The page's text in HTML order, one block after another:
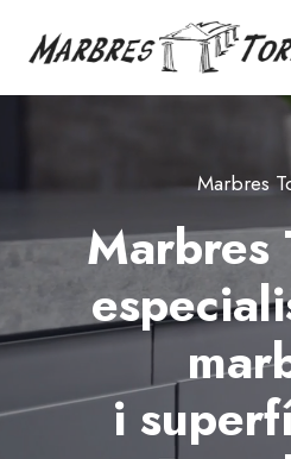
contingut
Marbres
Marbres
i